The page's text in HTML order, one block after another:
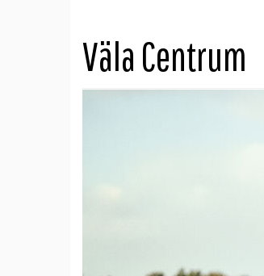
Väla Centrum